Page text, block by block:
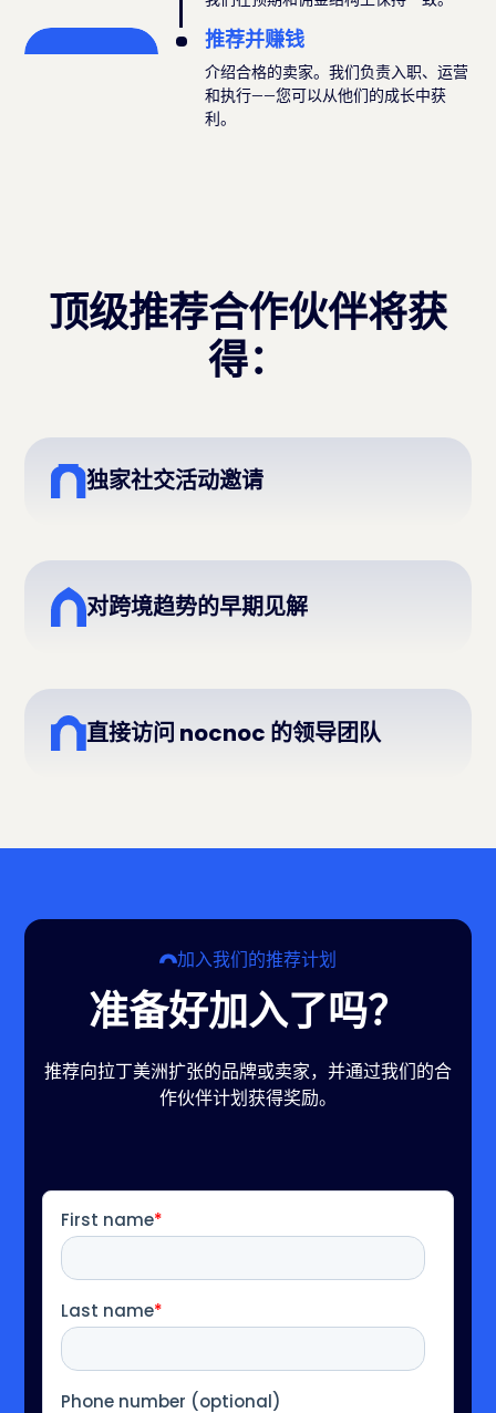
推荐并赚钱
介绍合格的卖家。我们负责入职、运营
和执行——您可以从他们的成长中获
利。
顶级推荐合作伙伴将获
得：
独家社交活动邀请
对跨境趋势的早期见解
直接访问 nocnoc 的领导团队
加入我们的推荐计划
准备好加入了吗？
推荐向拉丁美洲扩张的品牌或卖家，并通过我们的合
作伙伴计划获得奖励。